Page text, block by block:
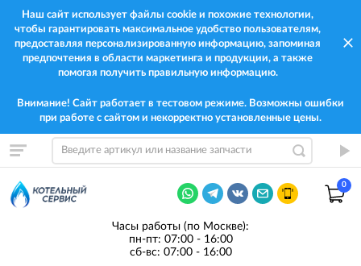
Наш сайт использует файлы cookie и похожие технологии,
чтобы гарантировать максимальное удобство пользователям,
предоставляя персонализированную информацию, запоминая
предпочтения в области маркетинга и продукции, а также
помогая получить правильную информацию.
Внимание! Сайт работает в тестовом режиме. Возможны ошибки
при работе с сайтом и некорректно установленные цены.
0
Часы работы (по Москве):
пн-пт: 07:00 - 16:00
сб-вс: 07:00 - 16:00